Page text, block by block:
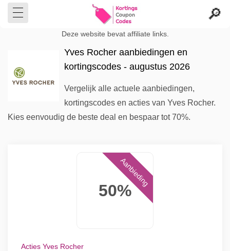
Deze website bevat affiliate links.
Yves Rocher aanbiedingen en
kortingscodes - augustus 2026
Vergelijk alle actuele aanbiedingen,
kortingscodes en acties van Yves Rocher.
Kies eenvoudig de beste deal en bespaar tot 70%.
50%
Aanbieding
Acties Yves Rocher